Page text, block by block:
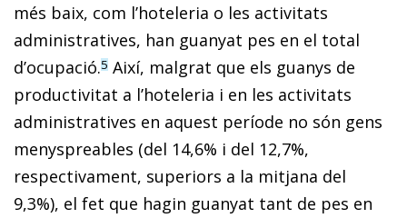
més baix, com l’hoteleria o les activitats
administratives, han guanyat pes en el total
d’ocupació.5 Així, malgrat que els guanys de
productivitat a l’hoteleria i en les activitats
administratives en aquest període no són gens
menyspreables (del 14,6% i del 12,7%,
respectivament, superiors a la mitjana del
9,3%), el fet que hagin guanyat tant de pes en